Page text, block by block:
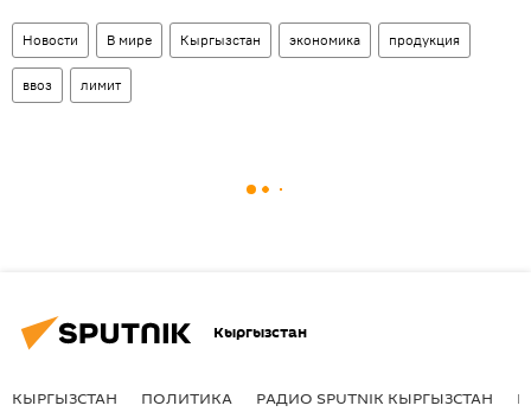
Новости В мире Кыргызстан экономика продукция
ввоз лимит
Кыргызстан
КЫРГЫЗСТАН ПОЛИТИКА РАДИО SPUTNIK КЫРГЫЗСТАН